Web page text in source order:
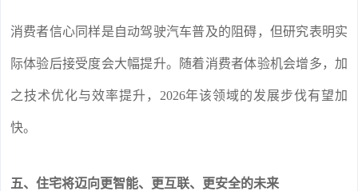
消费者信心同样是自动驾驶汽车普及的阻碍，但研究表明实
际体验后接受度会大幅提升。随着消费者体验机会增多，加
之技术优化与效率提升，2026年该领域的发展步伐有望加
快。
五、住宅将迈向更智能、更互联、更安全的未来